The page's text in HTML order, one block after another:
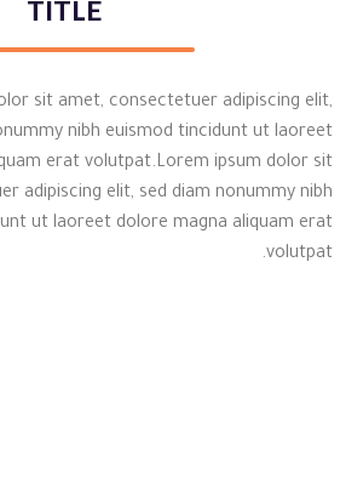
TITLE
sit amet, consectetuer adipiscing elit,
nibh euismod tincidunt ut laoreet
erat volutpat.Lorem ipsum dolor sit
adipiscing elit, sed diam nonummy nibh
ut laoreet dolore magna aliquam erat
volutpat.